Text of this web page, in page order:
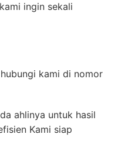
ingin sekali
kami di nomor
ahlinya untuk hasil
Kami siap